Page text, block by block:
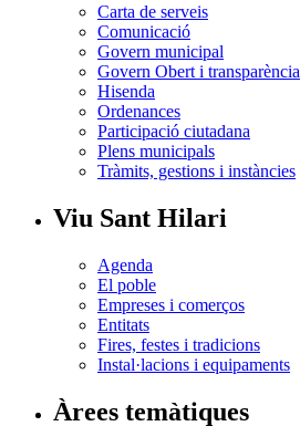
Carta de serveis
Comunicació
Govern municipal
Govern Obert i transparència
Hisenda
Ordenances
Participació ciutadana
Plens municipals
Tràmits, gestions i instàncies
Viu Sant Hilari
Agenda
El poble
Empreses i comerços
Entitats
Fires, festes i tradicions
Instal·lacions i equipaments
Àrees temàtiques